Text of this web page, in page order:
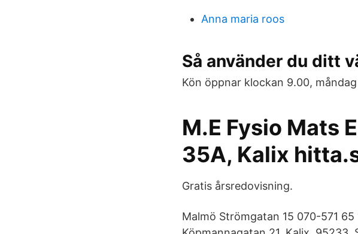
Anna maria roos
Så använder du ditt
Kön öppnar klockan 9.00,
M.E Fysio Mats
35A, Kalix
Gratis årsredovisning.
Malmö Strömgatan 15 070-571 65